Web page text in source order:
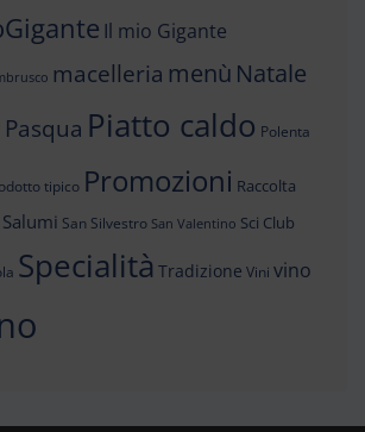
Il mio Gigante
macelleria menù Natale
Pasqua Piatto caldo Polenta
tipico Promozioni Raccolta
Salumi San Silvestro San Valentino Sci Club
Specialità Tradizione Vini vino